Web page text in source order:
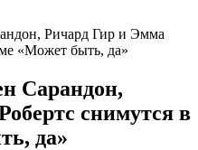
Ричард Гир и Эмма
«Может быть, да»
Сарандон,
снимутся в
да»